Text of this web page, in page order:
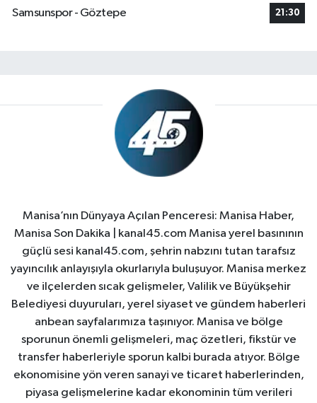
Samsunspor - Göztepe
21:30
Manisa’nın Dünyaya Açılan Penceresi: Manisa Haber,
Manisa Son Dakika | kanal45.com Manisa yerel basınının
güçlü sesi kanal45.com, şehrin nabzını tutan tarafsız
yayıncılık anlayışıyla okurlarıyla buluşuyor. Manisa merkez
ve ilçelerden sıcak gelişmeler, Valilik ve Büyükşehir
Belediyesi duyuruları, yerel siyaset ve gündem haberleri
anbean sayfalarımıza taşınıyor. Manisa ve bölge
sporunun önemli gelişmeleri, maç özetleri, fikstür ve
transfer haberleriyle sporun kalbi burada atıyor. Bölge
ekonomisine yön veren sanayi ve ticaret haberlerinden,
piyasa gelişmelerine kadar ekonominin tüm verileri